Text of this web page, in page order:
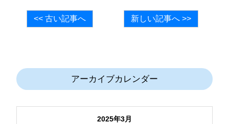
<< 古い記事へ 新しい記事へ >>
アーカイブカレンダー
2025年3月